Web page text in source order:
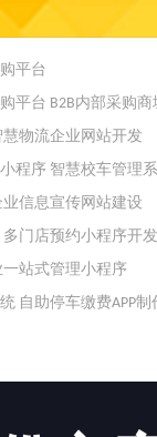
平台
平台 B2B内部采购商
物流企业网站开发
程序 智慧校车管理
信息宣传网站建设
门店预约小程序开发
站式管理小程序
自助停车缴费APP制